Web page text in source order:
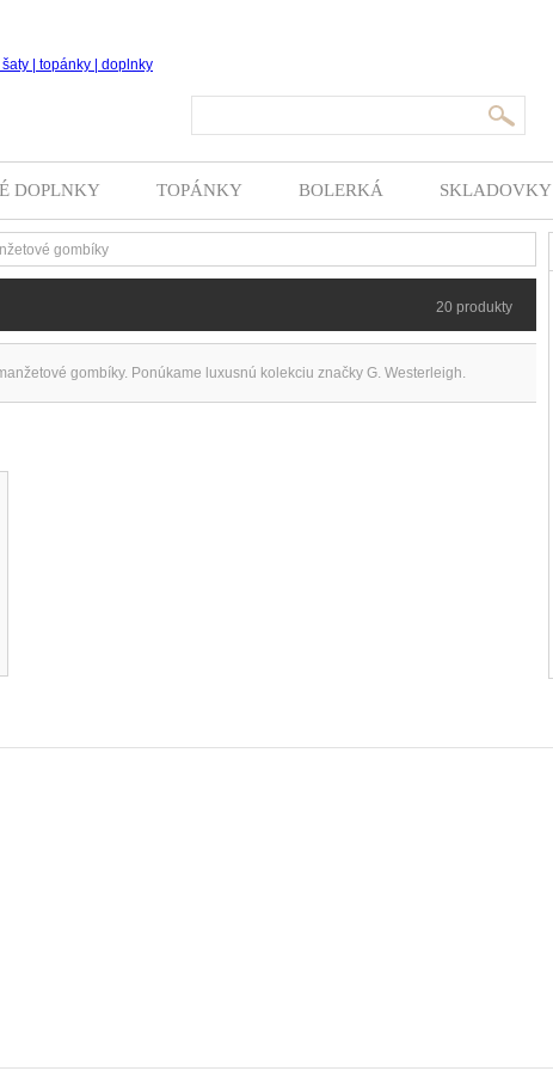
DOPLNKY TOPÁNKY BOLERKÁ SKLADOVKY
gombíky
20 produkty
gombíky. Ponúkame luxusnú kolekciu značky G. Westerleigh.